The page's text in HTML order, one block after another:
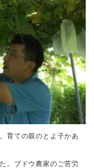
育ての親のとよ子かあ
。ブドウ農家のご苦労